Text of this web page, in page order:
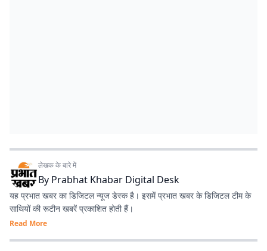
लेखक के बारे में
By Prabhat Khabar Digital Desk
यह प्रभात खबर का डिजिटल न्यूज डेस्क है। इसमें प्रभात खबर के डिजिटल टीम के
साथियों की रूटीन खबरें प्रकाशित होती हैं।
Read More